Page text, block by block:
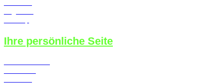
Ihre persönliche Seite